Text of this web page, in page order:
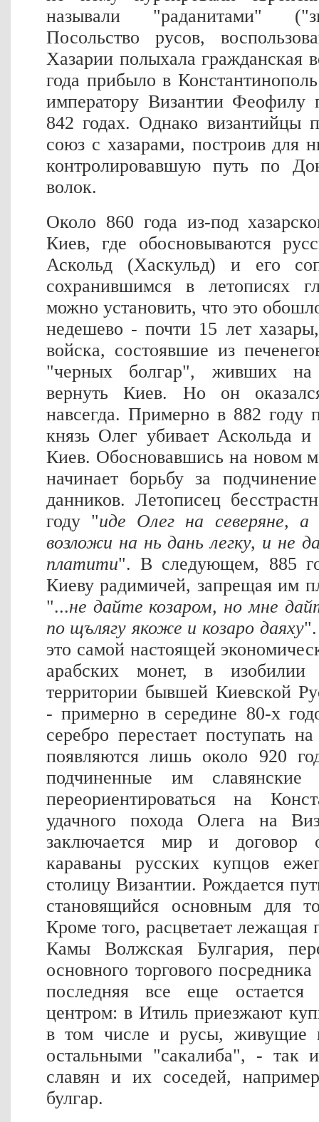
называли "раданитами"
Посольство русов,
Хазарии полыхала гражданская
года прибыло в
императору Византии
842 годах. Однако византийцы
союз с хазарами, построив для
контролировавшую путь по
волок.
Около 860 года из-под
Киев, где обосновываются
Аскольд (Хаскульд) и его
сохранившимся в летописях
можно установить, что это
недешево - почти 15 лет
войска, состоявшие из
"черных болгар", живших на
вернуть Киев. Но он
навсегда. Примерно в 882 году
князь Олег убивает Аскольда и
Киев. Обосновавшись на новом
начинает борьбу за
данников. Летописец
году "иде Олег на северяне, а
возложи на нь дань легку, и не
платити". В следующем, 885
Киеву радимичей, запрещая им
"...не дайте козаром, но мне
по щълягу якоже и козаро даяху".
это самой настоящей
арабских монет, в изобилии
территории бывшей Киевской
- примерно в середине 80-х
серебро перестает поступать
появляются лишь около 920
подчиненные им
переориентироваться на
удачного похода Олега на
заключается мир и
караваны русских купцов
столицу Византии. Рождается
становящийся основным для
Кроме того, расцветает
Камы Волжская Булгария,
основного торгового
последняя все еще остается
центром: в Итиль приезжают
в том числе и русы, живущие
остальными "сакалиба", - так
славян и их соседей,
булгар.